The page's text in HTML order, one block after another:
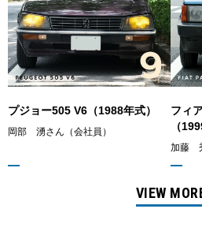
プジョー505 V6（1988年式）
岡部 湧さん（会社員）
フィ
（
加藤
VIEW